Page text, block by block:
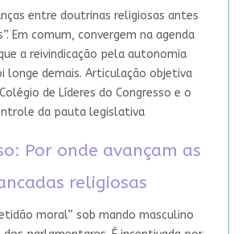
entre doutrinas religiosas antes
Em comum, convergem na agenda
a reivindicação pela autonomia
longe demais. Articulação objetiva
de Líderes do Congresso e o
da pauta legislativa
Por onde avançam as
religiosas
moral” sob mando masculino